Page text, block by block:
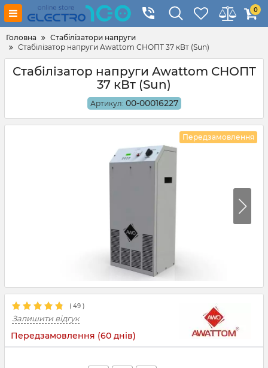
0
Головна
Стабілізатори напруги
Стабілізатор напруги Awattom СНОПТ 37 кВт (Sun)
Стабілізатор напруги Awattom СНОПТ
37 кВт (Sun)
Артикул: 00-00016227
Передзамовлення
( 49 )
Залишити відгук
Передзамовлення (60 днів)